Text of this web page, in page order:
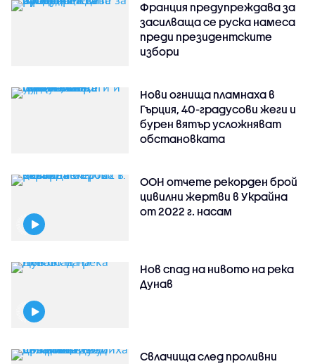
Франция предупреждава за
засилваща се руска намеса
преди президентските
избори
Нови огнища пламнаха в
Гърция, 40-градусови жеги и
бурен вятър усложняват
обстановката
ООН отчете рекорден брой
цивилни жертви в Украйна
от 2022 г. насам
Нов спад на нивото на река
Дунав
Свлачища след проливни